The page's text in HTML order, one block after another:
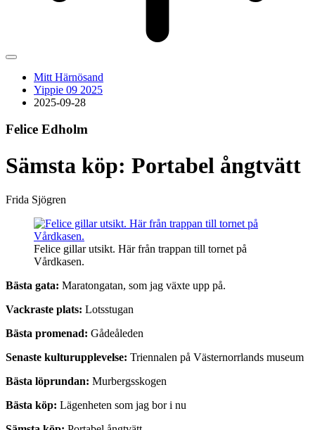
Mitt Härnösand
Yippie 09 2025
2025-09-28
Felice Edholm
Sämsta köp: Portabel ångtvätt
Frida Sjögren
Felice gillar utsikt. Här från trappan till tornet på
Vårdkasen.
Bästa gata: Maratongatan, som jag växte upp på.
Vackraste plats: Lotsstugan
Bästa promenad: Gådeåleden
Senaste kulturupplevelse: Triennalen på Västernorrlands museum
Bästa löprundan: Murbergsskogen
Bästa köp: Lägenheten som jag bor i nu